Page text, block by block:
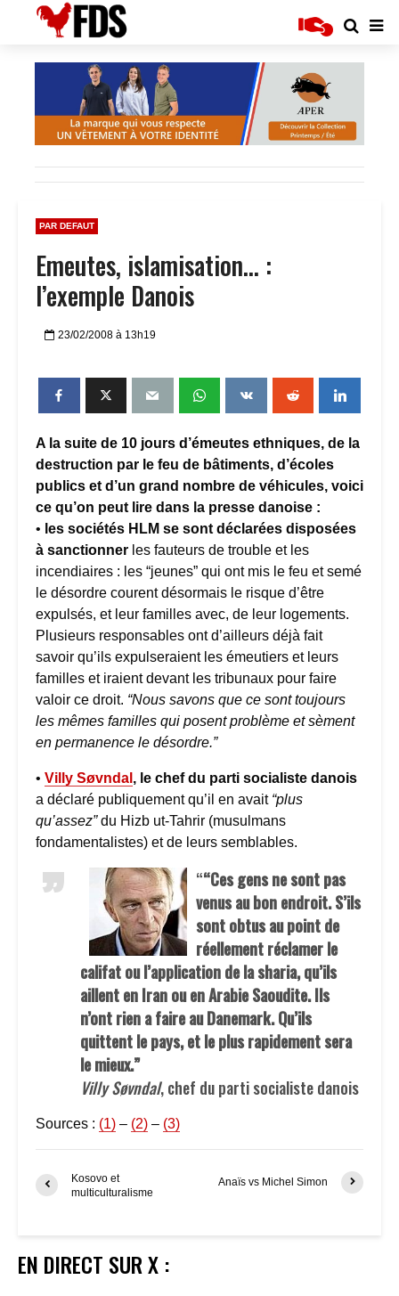
PAR DEFAUT
Emeutes, islamisation… :
l’exemple Danois
23/02/2008 à 13h19
A la suite de 10 jours d’émeutes ethniques, de la
destruction par le feu de bâtiments, d’écoles
publics et d’un grand nombre de véhicules, voici
ce qu’on peut lire dans la presse danoise :
• les sociétés HLM se sont déclarées disposées
à sanctionner les fauteurs de trouble et les
incendiaires : les “jeunes” qui ont mis le feu et semé
le désordre courent désormais le risque d’être
expulsés, et leur familles avec, de leur logements.
Plusieurs responsables ont d’ailleurs déjà fait
savoir qu’ils expulseraient les émeutiers et leurs
familles et iraient devant les tribunaux pour faire
valoir ce droit. “Nous savons que ce sont toujours
les mêmes familles qui posent problème et sèment
en permanence le désordre.”
• Villy Søvndal , le chef du parti socialiste danois
a déclaré publiquement qu’il en avait “plus
qu’assez”du Hizb ut-Tahrir (musulmans
fondamentalistes) et de leurs semblables.
““Ces gens ne sont pas
venus au bon endroit. S’ils
sont obtus au point de
réellement réclamer le
califat ou l’application de la sharia, qu’ils
aillent en Iran ou en Arabie Saoudite. Ils
n’ont rien a faire au Danemark. Qu’ils
quittent le pays, et le plus rapidement sera
le mieux.”
Villy Søvndal, chef du parti socialiste danois
Sources : (1) – (2) – (3)
Kosovo et
multiculturalisme
Anaïs vs Michel Simon
EN DIRECT SUR X :